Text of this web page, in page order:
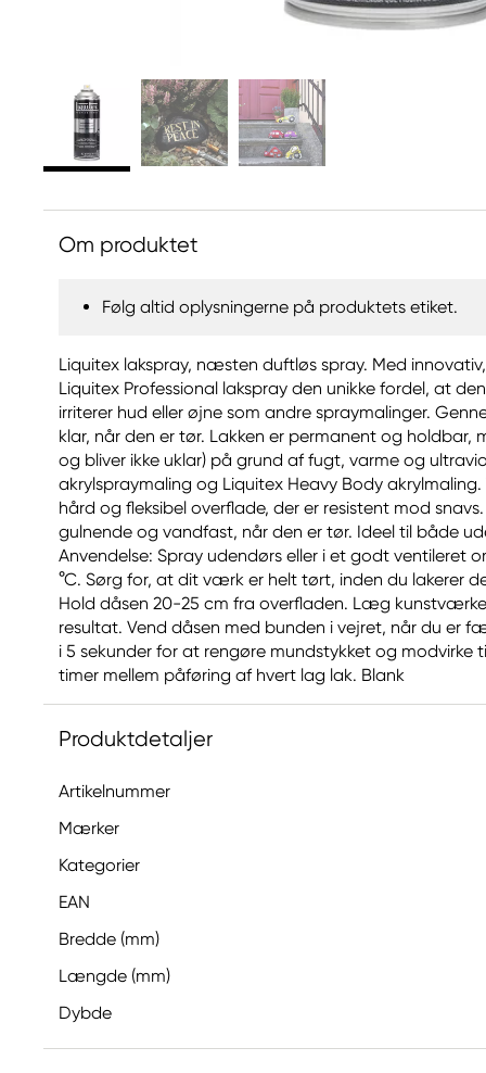
Om produktet
Følg altid oplysningerne på produktets etiket.
Liquitex lakspray, næsten duftløs spray. Med
Liquitex Professional lakspray den unikke fordel, at
irriterer hud eller øjne som andre spraymalinger.
klar, når den er tør. Lakken er permanent og holdbar,
og bliver ikke uklar) på grund af fugt, varme og
akrylspraymaling og Liquitex Heavy Body
hård og fleksibel overflade, der er resistent mod
gulnende og vandfast, når den er tør. Ideel til både
Anvendelse: Spray udendørs eller i et godt ventileret
°C. Sørg for, at dit værk er helt tørt, inden du lakerer
Hold dåsen 20-25 cm fra overfladen. Læg
resultat. Vend dåsen med bunden i vejret, når du er
i 5 sekunder for at rengøre mundstykket og modvirke
timer mellem påføring af hvert lag lak. Blank
Produktdetaljer
Artikelnummer
Mærker
Kategorier
EAN
Bredde (mm)
Længde (mm)
Dybde